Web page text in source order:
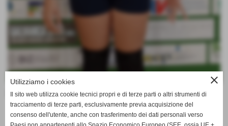
Data di nascita:13-08-2013
close
Utilizziamo i cookies
Il sito web utilizza cookie tecnici propri e di terze parti o altri strumenti di
tracciamento di terze parti, esclusivamente previa acquisizione del
consenso dell'utente, anche con trasferimento dei dati personali verso